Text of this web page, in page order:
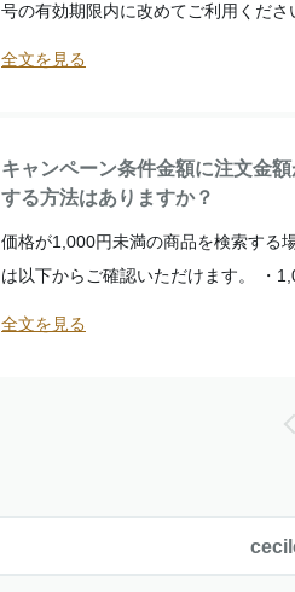
号の有効期限内に改めてご利用くださ
全文を見る
キャンペーン条件金額に注文金
する方法はありますか？
価格が1,000円未満の商品を検索する
は以下からご確認いただけます。 ・
全文を見る